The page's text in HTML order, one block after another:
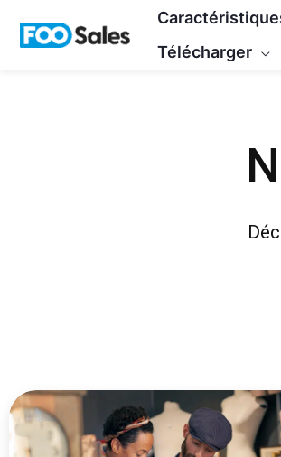
Télécharger